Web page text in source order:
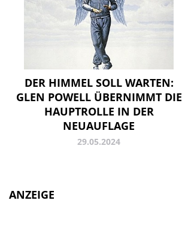
DER HIMMEL SOLL WARTEN:
GLEN POWELL ÜBERNIMMT DIE
HAUPTROLLE IN DER
NEUAUFLAGE
29.05.2024
ANZEIGE